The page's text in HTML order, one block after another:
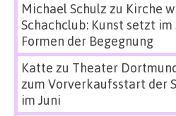
Michael Schulz zu Kirche
Schachclub: Kunst setzt im
Formen der Begegnung
Katte zu Theater
zum Vorverkaufsstart der
im Juni